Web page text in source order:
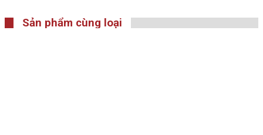
Sản phẩm cùng loại